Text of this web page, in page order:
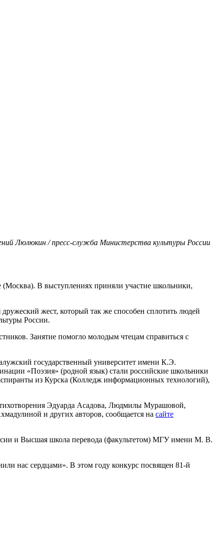
Люлюкин / пресс-служба Министерства культуры России
(Москва). В выступлениях приняли участие школьники,
жест, который так же способен сплотить людей
России.
Занятие помогло молодым чтецам справиться с
государственный университет имени К.Э.
«Поэзия» (родной язык) стали российские школьники
из Курска (Колледж информационных технологий),
Эдуарда Асадова, Людмилы Мурашовой,
и других авторов, сообщается на сайте
и Высшая школа перевода (факультетом) МГУ имени М. В.
нас сердцами». В этом году конкурс посвящен 81-й